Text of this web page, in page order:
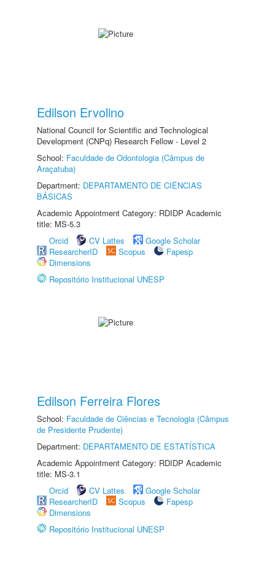
Edilson Ervolino
National Council for Scientific and Technological
Development (CNPq) Research Fellow - Level 2
School: Faculdade de Odontologia (Câmpus de
Araçatuba)
Department: DEPARTAMENTO DE CIÊNCIAS
BÁSICAS
Academic Appointment Category: RDIDP Academic
title: MS-5.3
Orcid
CV Lattes
Google Scholar
ResearcherID
Scopus
Fapesp
Dimensions
Repositório Institucional UNESP
Edilson Ferreira Flores
School: Faculdade de Ciências e Tecnologia (Câmpus
de Presidente Prudente)
Department: DEPARTAMENTO DE ESTATÍSTICA
Academic Appointment Category: RDIDP Academic
title: MS-3.1
Orcid
CV Lattes
Google Scholar
ResearcherID
Scopus
Fapesp
Dimensions
Repositório Institucional UNESP